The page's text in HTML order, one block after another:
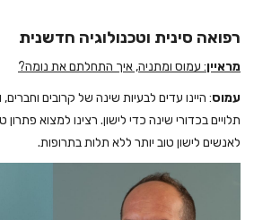
רפואה סינית וטכנולוגיה חדשנית
מראיין: עמוס ומתניה, איך התחלתם את נומה?
עמוס: היינו עדים לבעיות שינה של קרובים
תלויים בכדורי שינה כדי לישון. רצינו למצוא פתרון
לאנשים לישון טוב יותר ללא תלות בתרופות.